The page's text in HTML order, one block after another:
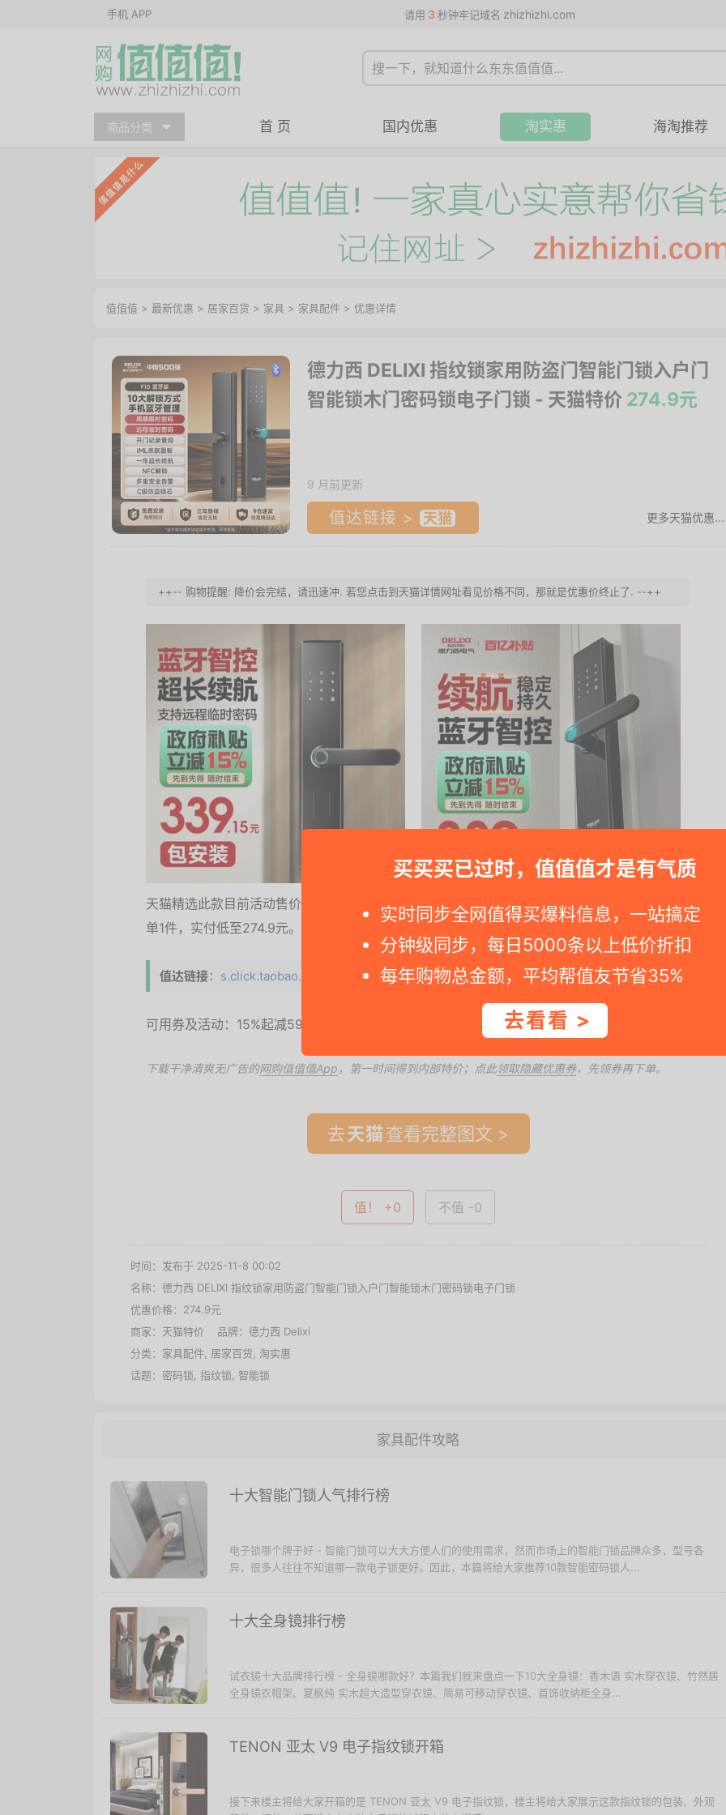
手机 APP 请用 3 秒钟牢记域名 zhizhizhi.com
商品分类 首 页 国内优惠 淘实惠 海淘推荐
买买买已过时，值值值才是有气质
实时同步全网值得买爆料信息，一站搞定
分钟级同步，每日5000条以上低价折扣
每年购物总金额，平均帮值友节省35%
去看看 >
值值值 > 最新优惠 > 居家百货 > 家具 > 家具配件 > 优惠详情
德力西 DELIXI 指纹锁家用防盗门智能门锁入户门
智能锁木门密码锁电子门锁 - 天猫特价 274.9元
9 月前更新
值达链接 > 更多天猫优惠...
++-- 购物提醒: 降价会完结，请迅速冲. 若您点击到天猫详情网址看见价格不同，那就是优惠价终止了. --++
天猫精选此款目前活动售价899元，参与百亿金刚券9折，补贴15%起减59.85元优惠活动，下
单1件，实付低至274.9元。
值达链接： s.click.taobao.com/t?e=m%3D2%26s%3D0d9Z8bda74Jw4vFB6t2Z2ue....
可用券及活动：15%起减59.85元、百亿金刚券9折
下载干净清爽无广告的网购值值值App ，第一时间得到内部特价；点此领取隐藏优惠券，先领券再下单。
去 查看完整图文 >
值！ +0 不值 -0
时间：发布于 2025-11-8 00:02
名称： 德力西 DELIXI 指纹锁家用防盗门智能门锁入户门智能锁木门密码锁电子门锁
优惠价格： 274.9元
商家： 天猫特价 品牌： 德力西 Delixi
分类： 家具配件 居家百货
淘实惠
话题： 密码锁 指纹锁 智能锁
家具配件攻略
十大智能门锁人气排行榜
电子锁哪个牌子好 - 智能门锁可以大大方便人们的使用需求，然而市场上的智能门锁品牌众多，型号各
异，很多人往往不知道哪一款电子锁更好。因此，本篇将给大家推荐10款智能密码锁人...
十大全身镜排行榜
试衣镜十大品牌排行榜 - 全身镜哪款好？本篇我们就来盘点一下10大全身镜：香木语 实木穿衣镜、竹然居
全身镜衣帽架、夏枫纯 实木超大造型穿衣镜、简易可移动穿衣镜、首饰收纳柜全身...
TENON 亚太 V9 电子指纹锁开箱
接下来楼主将给大家开箱的是 TENON 亚太 V9 电子指纹锁，楼主将给大家展示这款指纹锁的包装、外观